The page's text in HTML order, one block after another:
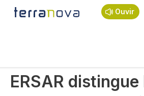
Passar para o conteúdo principal
Ouvir
Navegação
Início
Sociedade
ERSAR distingue Ílhavo com
ERSAR distingue